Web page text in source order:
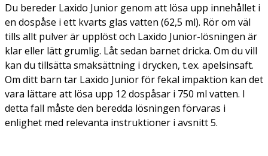
Du bereder Laxido Junior genom att lösa upp innehållet i
en dospåse i ett kvarts glas vatten (62,5 ml). Rör om väl
tills allt pulver är upplöst och Laxido Junior-lösningen är
klar eller lätt grumlig. Låt sedan barnet dricka. Om du vill
kan du tillsätta smaksättning i drycken, t.ex. apelsinsaft.
Om ditt barn tar Laxido Junior för fekal impaktion kan det
vara lättare att lösa upp 12 dospåsar i 750 ml vatten. I
detta fall måste den beredda lösningen förvaras i
enlighet med relevanta instruktioner i avsnitt 5.